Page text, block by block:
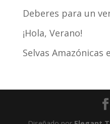
Deberes para un
¡Hola, Verano!
Selvas